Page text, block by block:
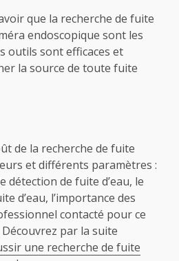
que la recherche de fuite
endoscopique sont les
outils sont efficaces et
la source de toute fuite
de la recherche de fuite
et différents paramètres :
détection de fuite d’eau, le
d’eau, l’importance des
contacté pour ce
par la suite
une recherche de fuite